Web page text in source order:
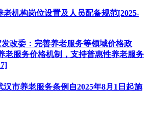
老机构岗位设置及人员配备规范[2025-
改委：完善养老服务等领域价格政
老服务价格机制，支持普惠性养老服务
汉市养老服务条例自2025年8月1日起施